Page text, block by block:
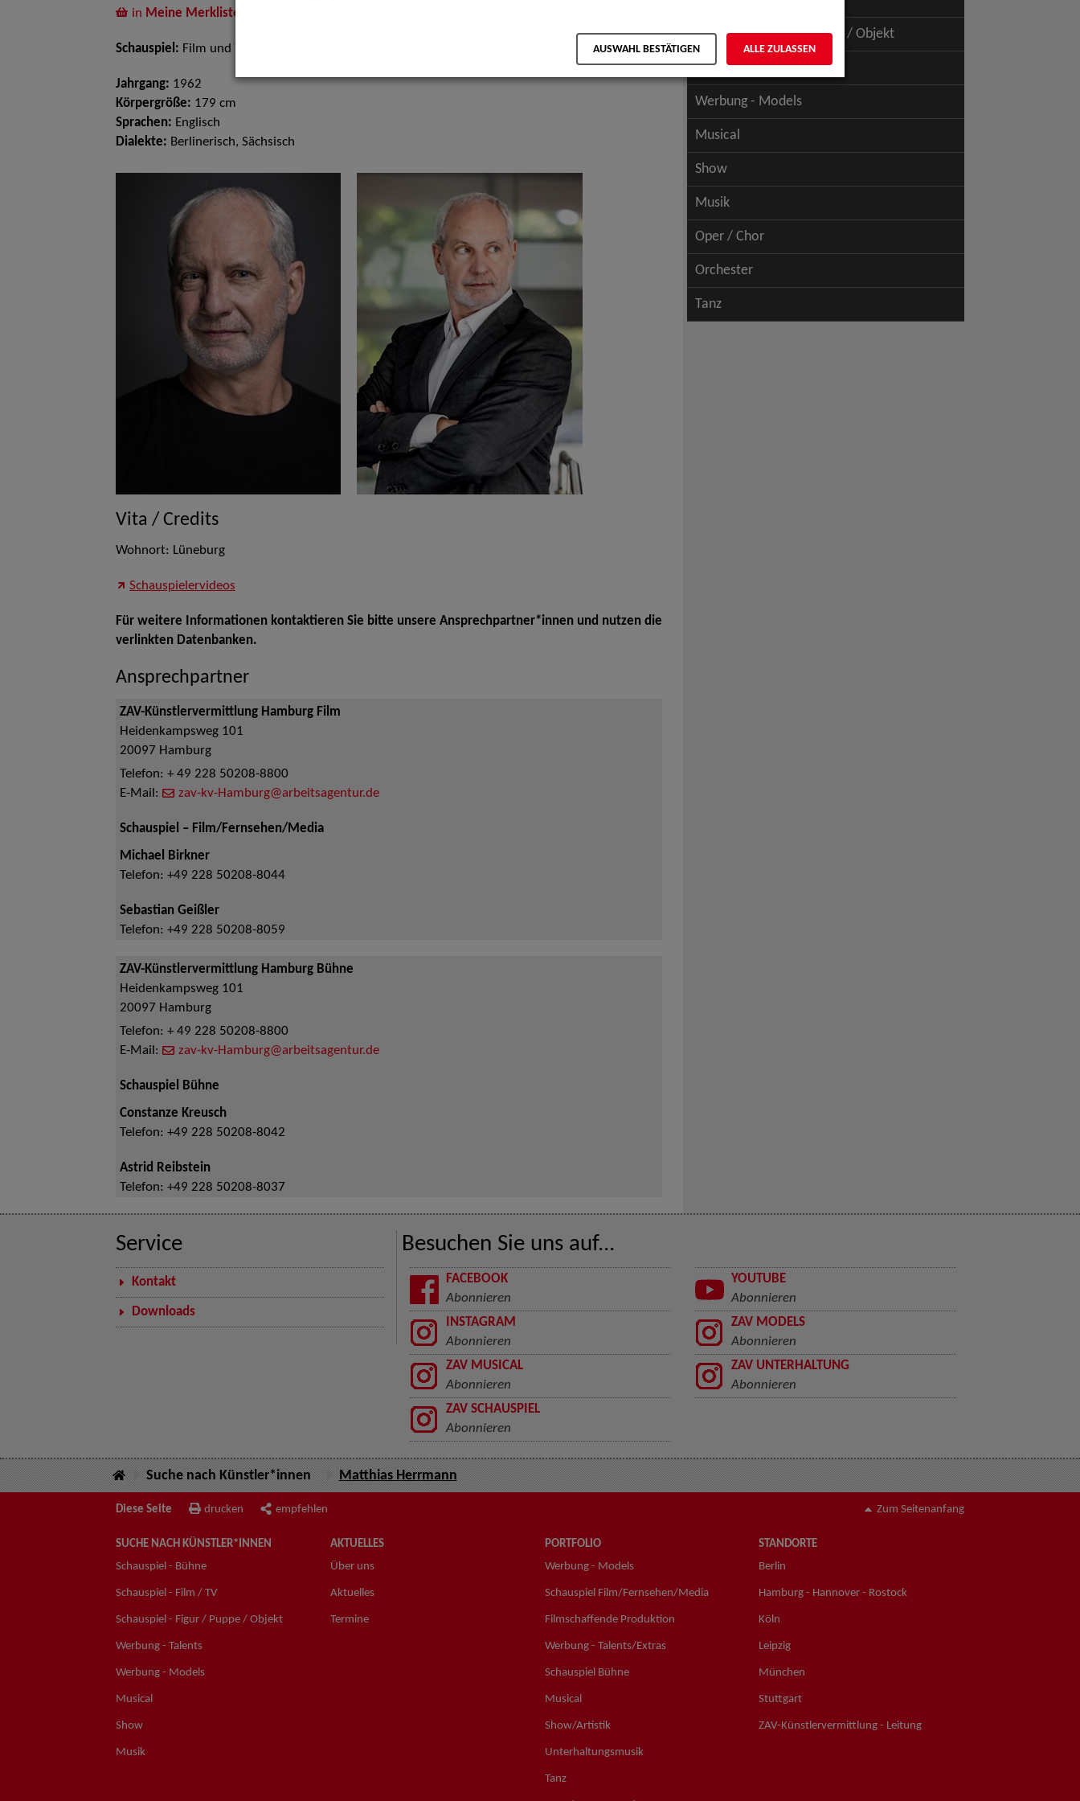
in Meine Merkliste
Schauspiel: Film und TV, Bühne
Jahrgang: 1962
Körpergröße: 179 cm
Sprachen: Englisch
Dialekte: Berlinerisch, Sächsisch
Vita / Credits
Wohnort: Lüneburg
Schauspielervideos
Für weitere Informationen kontaktieren Sie bitte unsere Ansprechpartner*innen und nutzen die
verlinkten Datenbanken.
Ansprechpartner
ZAV-Künstlervermittlung Hamburg Film
Heidenkampsweg 101
20097 Hamburg
Telefon: + 49 228 50208-8800
E-Mail:
zav-kv-Hamburg@arbeitsagentur.de
Schauspiel – Film/Fernsehen/Media
Michael Birkner
Telefon: +49 228 50208-8044
Sebastian Geißler
Telefon: +49 228 50208-8059
ZAV-Künstlervermittlung Hamburg Bühne
Heidenkampsweg 101
20097 Hamburg
Telefon: + 49 228 50208-8800
E-Mail:
zav-kv-Hamburg@arbeitsagentur.de
Schauspiel Bühne
Constanze Kreusch
Telefon: +49 228 50208-8042
Astrid Reibstein
Telefon: +49 228 50208-8037
Schauspiel - Figur / Puppe / Objekt
Werbung - Talents
Werbung - Models
Musical
Show
Musik
Oper / Chor
Orchester
Tanz
Service
Kontakt
Downloads
Besuchen Sie uns auf...
FACEBOOK
Abonnieren
YOUTUBE
Abonnieren
INSTAGRAM
Abonnieren
ZAV MODELS
Abonnieren
ZAV MUSICAL
Abonnieren
ZAV UNTERHALTUNG
Abonnieren
ZAV SCHAUSPIEL
Abonnieren
Suche nach Künstler*innen Matthias Herrmann
Diese Seite drucken empfehlen Zum Seitenanfang
SUCHE NACH KÜNSTLER*INNEN
Schauspiel - Bühne
Schauspiel - Film / TV
Schauspiel - Figur / Puppe / Objekt
Werbung - Talents
Werbung - Models
Musical
Show
Musik
AKTUELLES
Über uns
Aktuelles
Termine
PORTFOLIO
Werbung - Models
Schauspiel Film/Fernsehen/Media
Filmschaffende Produktion
Werbung - Talents/Extras
Schauspiel Bühne
Musical
Show/Artistik
Unterhaltungsmusik
Tanz
STANDORTE
Berlin
Hamburg - Hannover - Rostock
Köln
Leipzig
München
Stuttgart
ZAV-Künstlervermittlung - Leitung
AUSWAHL BESTÄTIGEN ALLE ZULASSEN